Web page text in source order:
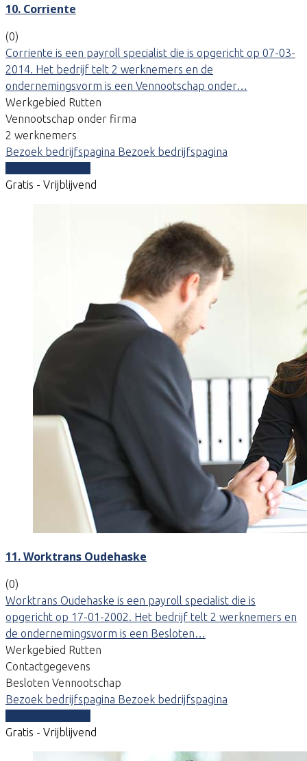
10. Corriente
(0)
Corriente is een payroll specialist die is opgericht op 07-03-
2014. Het bedrijf telt 2 werknemers en de
ondernemingsvorm is een Vennootschap onder…
Werkgebied Rutten
Vennootschap onder firma
2 werknemers
Bezoek bedrijfspagina Bezoek bedrijfspagina
Gratis - Vrijblijvend
11. Worktrans Oudehaske
(0)
Worktrans Oudehaske is een payroll specialist die is
opgericht op 17-01-2002. Het bedrijf telt 2 werknemers en
de ondernemingsvorm is een Besloten…
Werkgebied Rutten
Contactgegevens
Besloten Vennootschap
Bezoek bedrijfspagina Bezoek bedrijfspagina
Gratis - Vrijblijvend